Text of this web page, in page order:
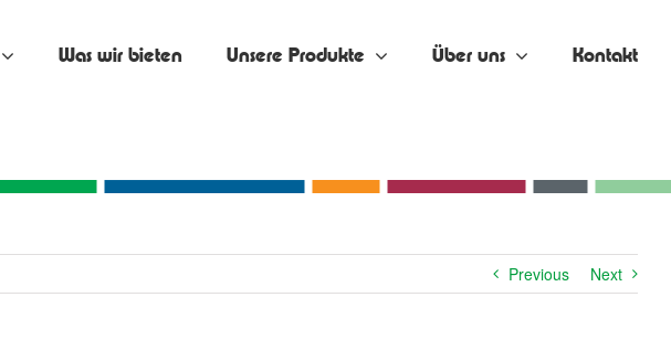
Was wir bieten Unsere Produkte Über uns Kontakt
Previous Next